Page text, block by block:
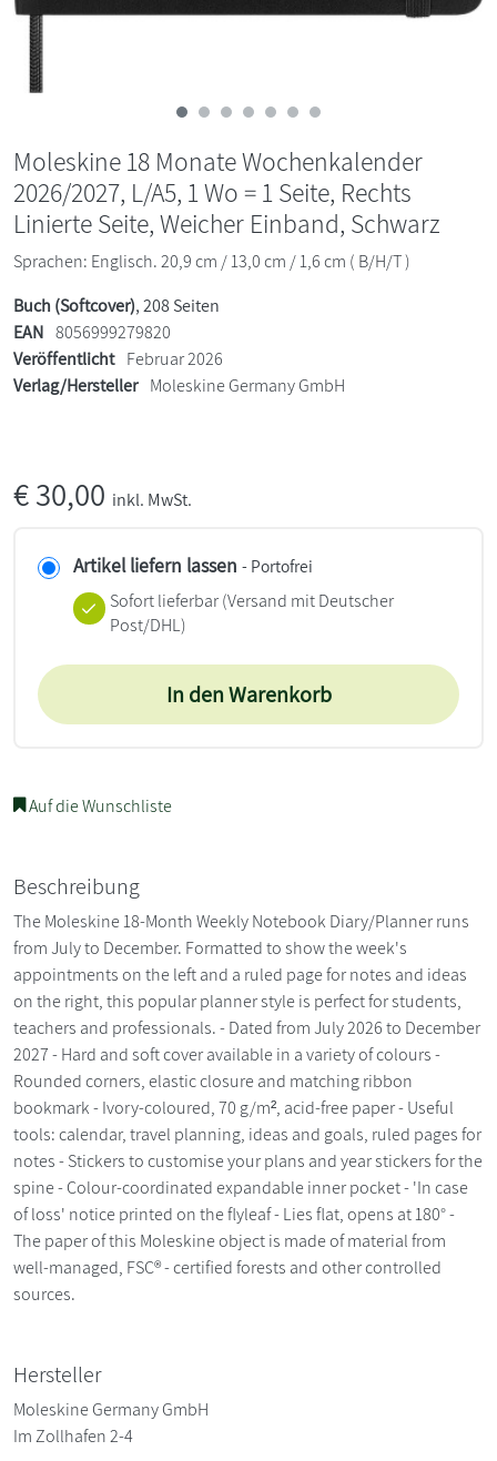
Moleskine 18 Monate Wochenkalender
2026/2027, L/A5, 1 Wo = 1 Seite, Rechts
Linierte Seite, Weicher Einband, Schwarz
Sprachen: Englisch. 20,9 cm / 13,0 cm / 1,6 cm ( B/H/T )
Buch (Softcover), 208 Seiten
EAN 8056999279820
Veröffentlicht Februar 2026
Verlag/Hersteller Moleskine Germany GmbH
€30,00 inkl. MwSt.
Artikel liefern lassen - Portofrei
Sofort lieferbar(Versand mit Deutscher
Post/DHL)
In den Warenkorb
Auf die Wunschliste
Beschreibung
The Moleskine 18-Month Weekly Notebook Diary/Planner runs
from July to December. Formatted to show the week's
appointments on the left and a ruled page for notes and ideas
on the right, this popular planner style is perfect for students,
teachers and professionals. - Dated from July 2026 to December
2027 - Hard and soft cover available in a variety of colours -
Rounded corners, elastic closure and matching ribbon
bookmark - Ivory-coloured, 70 g/m², acid-free paper - Useful
tools: calendar, travel planning, ideas and goals, ruled pages for
notes - Stickers to customise your plans and year stickers for the
spine - Colour-coordinated expandable inner pocket - 'In case
of loss' notice printed on the flyleaf - Lies flat, opens at 180° -
The paper of this Moleskine object is made of material from
well-managed, FSC® - certified forests and other controlled
sources.
Hersteller
Moleskine Germany GmbH
Im Zollhafen 2-4